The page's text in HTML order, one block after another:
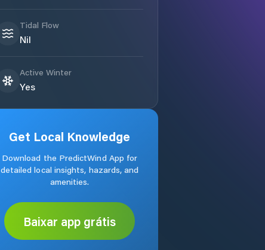
Tidal Flow
Nil
Active Winter
Yes
Get Local Knowledge
Download the PredictWind App for
detailed local insights, hazards, and
amenities.
Baixar app grátis